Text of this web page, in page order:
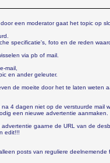
een moderator gaat het topic op
specificatie's, foto en de reden
via pb of mail.
mail,
en ander geleuter.
de moeite door het te laten weten
4 dagen niet op de verstuurde mail
een nieuwe advertentie aanmaken.
gaarne de URL van de
edit!!!
posts van reguliere deelnemende